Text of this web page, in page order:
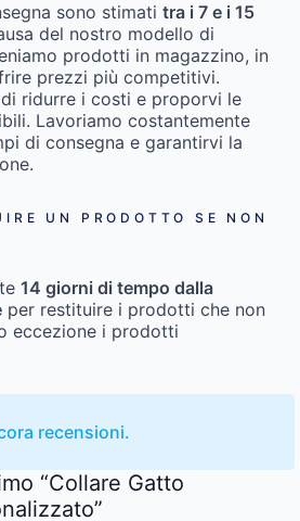
sono stimati tra i 7 e i 15
del nostro modello di
prodotti in magazzino, in
prezzi più competitivi.
ridurre i costi e proporvi le
Lavoriamo costantemente
di consegna e garantirvi la
UN PRODOTTO SE NON
14 giorni di tempo dalla
per restituire i prodotti che non
eccezione i prodotti
recensioni.
“Collare Gatto